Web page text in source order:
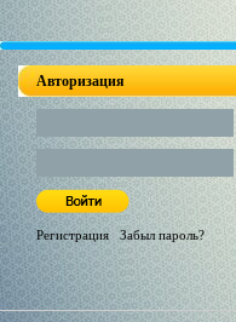
Авторизация
Регистрация/ Забыл пароль?